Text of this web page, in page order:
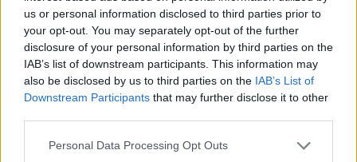
us or personal information disclosed to third parties prior to
your opt-out. You may separately opt-out of the further
disclosure of your personal information by third parties on the
IAB’s list of downstream participants. This information may
also be disclosed by us to third parties on the IAB’s List of
Downstream Participants that may further disclose it to other
Personal Data Processing Opt Outs
közlekedési funkció továbbfejlesztését, illetve a
mobiltelefonok kártyaolvasóként történő használatának
kifejlesztését. Hajzer Károly helyettes-államtitkár...
KEDVES OLVASÓNK!
tartozik, melynek olvasása előfizetéses